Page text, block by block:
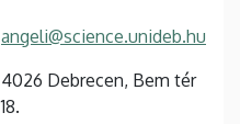
angeli@science.unideb.hu
4026 Debrecen, Bem tér
18.